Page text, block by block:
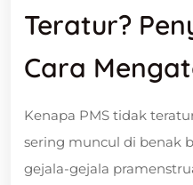
Teratur?
Cara
Kenapa PMS tidak
sering muncul di benak
gejala-gejala